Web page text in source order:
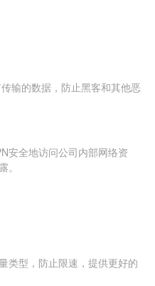
输的数据，防止黑客和其他恶
安全地访问公司内部网络资
。
类型，防止限速，提供更好的